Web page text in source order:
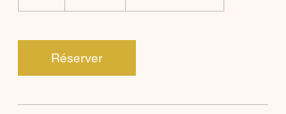
Réserver